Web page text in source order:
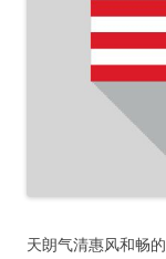
天朗气清惠风和畅